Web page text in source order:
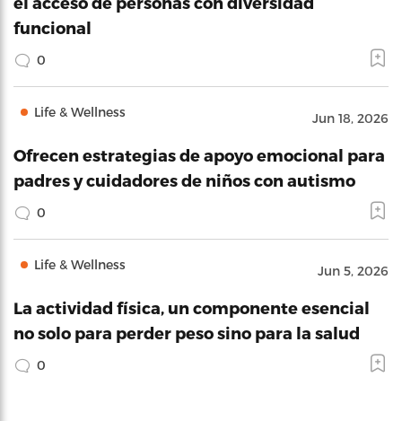
funcional
0
Life & Wellness Jun 18, 2026
Ofrecen estrategias de apoyo emocional para
padres y cuidadores de niños con autismo
0
Life & Wellness Jun 5, 2026
La actividad física, un componente esencial
no solo para perder peso sino para la salud
0